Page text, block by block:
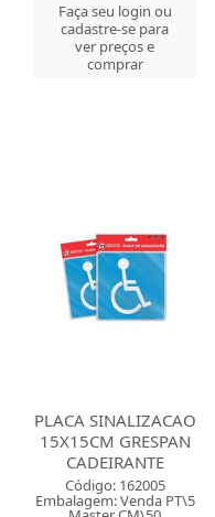
Faça seu login ou
cadastre-se para
ver preços e
comprar
PLACA SINALIZACAO
15X15CM GRESPAN
CADEIRANTE
Código: 162005
Embalagem: Venda PT\5